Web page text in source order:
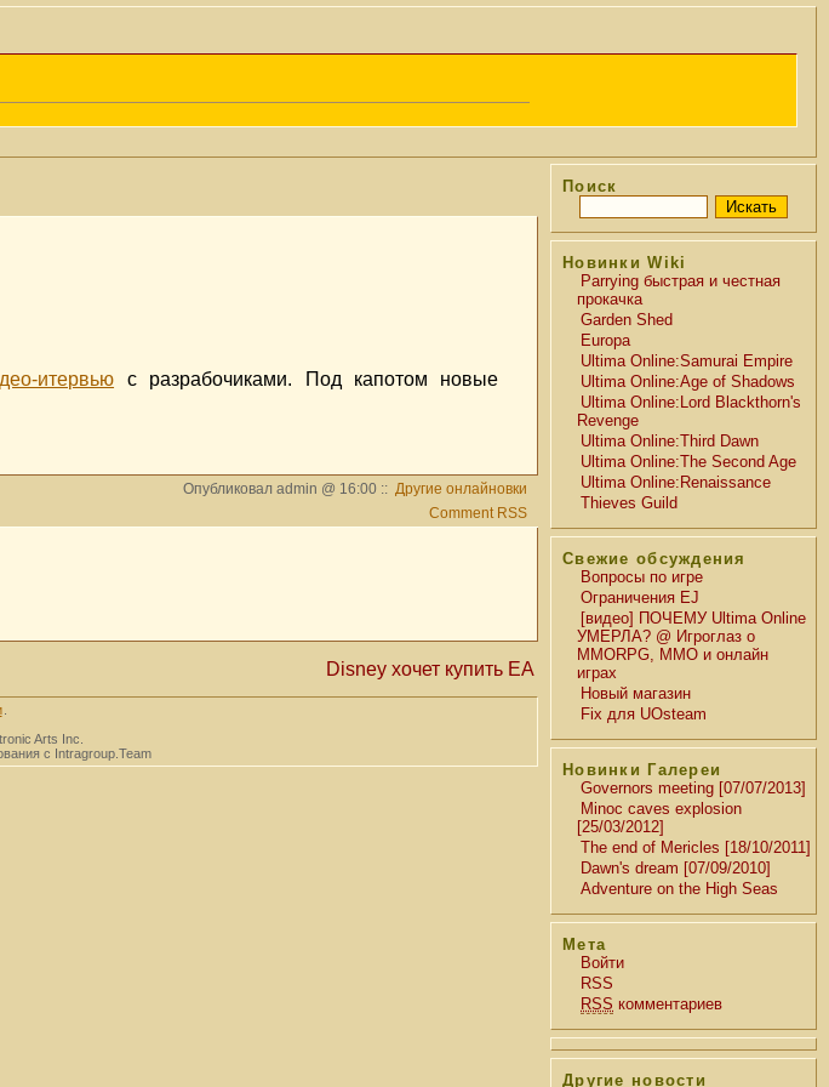
Поиск
Новинки Wiki
Parrying быстрая и честная
прокачка
Garden Shed
Europa
Ultima Online:Samurai Empire
Ultima Online:Age of Shadows
Ultima Online:Lord Blackthorn's
Revenge
Ultima Online:Third Dawn
Ultima Online:The Second Age
Ultima Online:Renaissance
Thieves Guild
Свежие обсуждения
Вопросы по игре
Ограничения EJ
[видео] ПОЧЕМУ Ultima Online
УМЕРЛА? @ Игроглаз о
MMORPG, MMO и онлайн
играх
Новый магазин
Fix для UOsteam
Новинки Галереи
Governors meeting [07/07/2013]
Minoc caves explosion
[25/03/2012]
The end of Mericles [18/10/2011]
Dawn's dream [07/09/2010]
Adventure on the High Seas
Мета
Войти
RSS
RSS комментариев
Другие новости
итервью с разрабочиками. Под капотом новые
Опубликовал admin @ 16:00 :: Другие онлайновки
Comment RSS
Disney хочет купить EA
Arts Inc.
с Intragroup.Team